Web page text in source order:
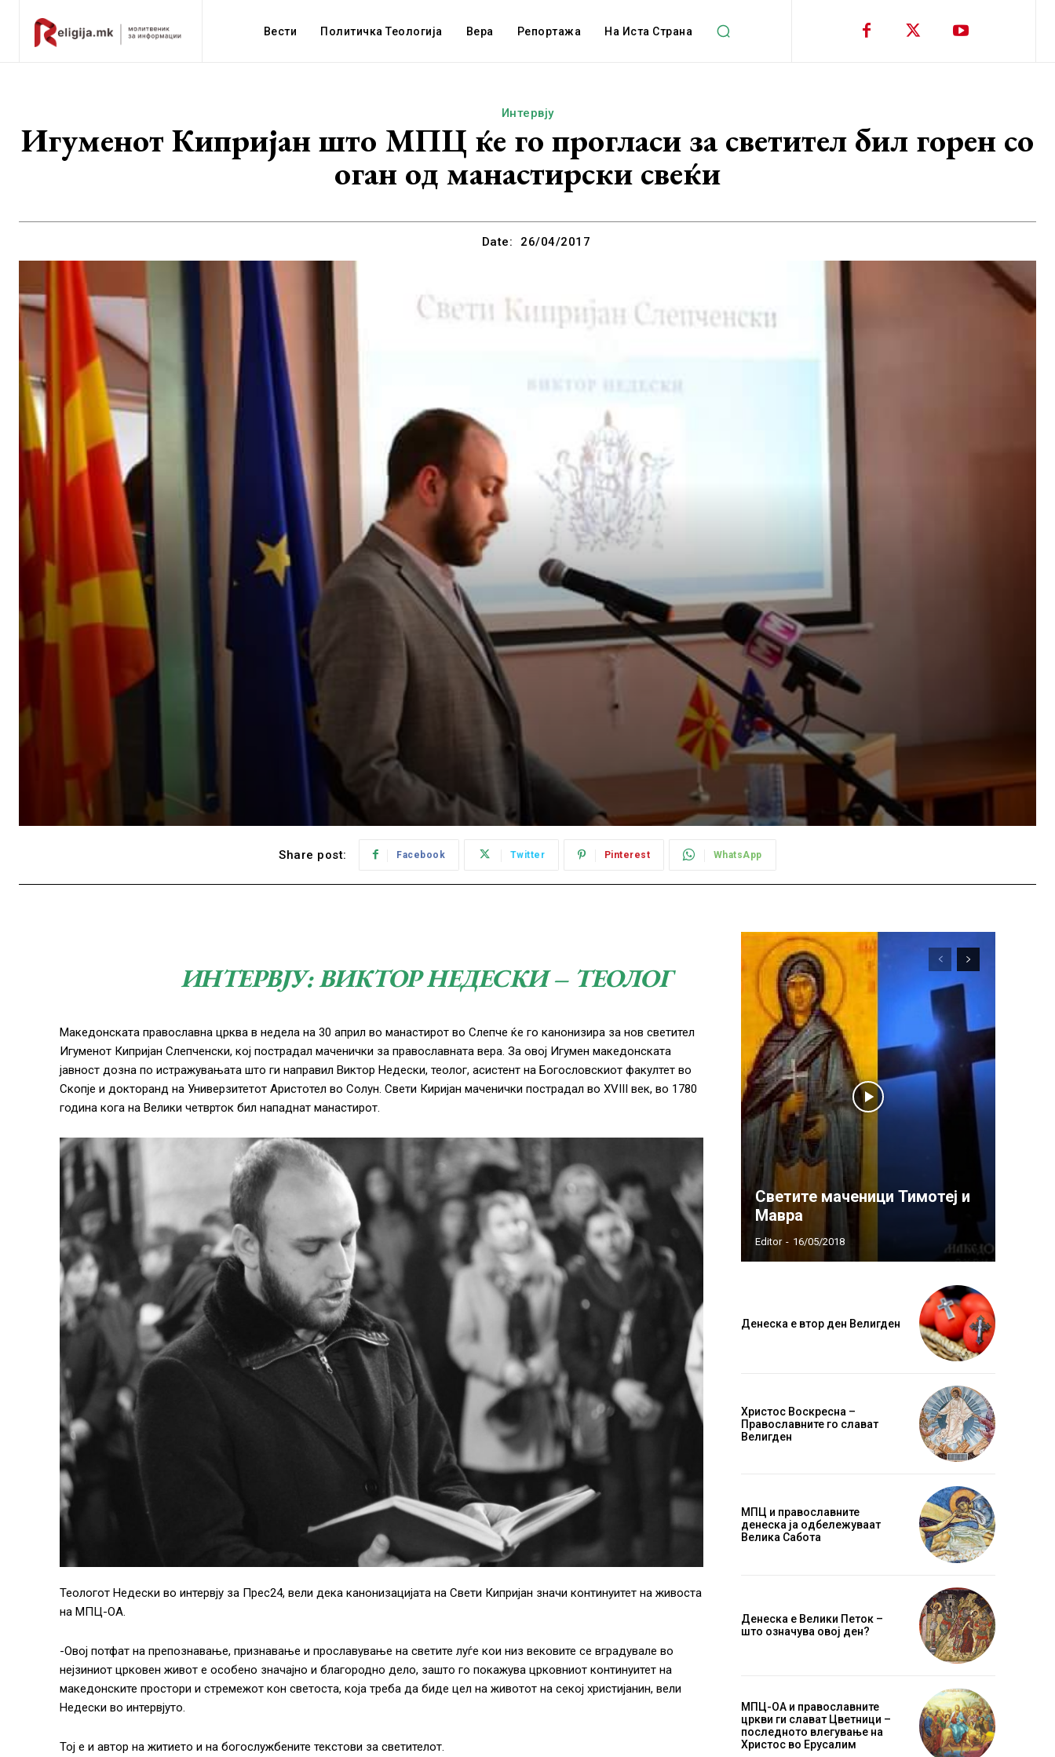
Вести Политичка Теологија Вера Репортажа На Иста Страна
Интервју
Игуменот Кипријан што МПЦ ќе го прогласи за светител бил горен со
оган од манастирски свеќи
Date: 26/04/2017
Share post: Facebook Twitter Pinterest WhatsApp
ИНТЕРВЈУ: ВИКТОР НЕДЕСКИ – ТЕОЛОГ
Македонската православна црква в недела на 30 април во манастирот во Слепче ќе го канонизира за нов светител
Игуменот Кипријан Слепченски, кој пострадал маченички за православната вера. За овој Игумен македонската
јавност дозна по истражувањата што ги направил Виктор Недески, теолог, асистент на Богословскиот факултет во
Скопје и докторанд на Универзитетот Аристотел во Солун. Свети Киријан маченички пострадал во XVIII век, во 1780
година кога на Велики четврток бил нападнат манастирот.
Теологот Недески во интервју за Прес24, вели дека канонизацијата на Свети Кипријан значи континуитет на живоста
на МПЦ-ОА.
-Овој потфат на препознавање, признавање и прославување на светите луѓе кои низ вековите се вградувале во
нејзиниот црковен живот е особено значајно и благородно дело, зашто го покажува црковниот континуитет на
македонските простори и стремежот кон светоста, која треба да биде цел на животот на секој христијанин, вели
Недески во интервјуто.
Тој е и автор на житието и на богослужбените текстови за светителот.
Светите маченици Тимотеј и
Мавра
Editor - 16/05/2018
Денеска е втор ден Велигден
Христос Воскресна –
Православните го слават
Велигден
МПЦ и православните
денеска ја одбележуваат
Велика Сабота
Денеска е Велики Петок –
што означува овој ден?
МПЦ-ОА и православните
цркви ги слават Цветници –
последното влегување на
Христос во Ерусалим